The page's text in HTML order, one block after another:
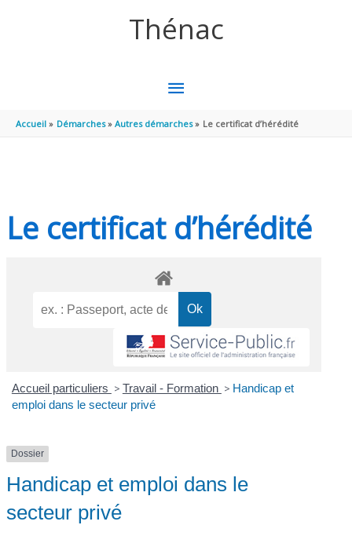
Thénac
MENU
PRINCIPAL
Accueil Démarches Autres démarches Le certificat d’hérédité
Le certificat d’hérédité
Accueil particuliers > Travail - Formation > Handicap et
emploi dans le secteur privé
Dossier
Handicap et emploi dans le
secteur privé